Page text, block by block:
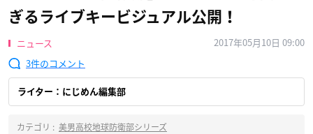
ぎるライブキービジュアル公開！
ニュース
2017年05月10日 09:00
3
ライター：にじめん編集部
カテゴリ : 美男高校地球防衛部シリーズ